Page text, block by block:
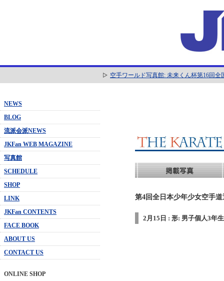
空手ワールド写真館: 未来くん杯第16回
NEWS
BLOG
流派会派NEWS
JKFan WEB MAGAZINE
写真館
SCHEDULE
SHOP
LINK
JKFan CONTENTS
FACE BOOK
ABOUT US
CONTACT US
ONLINE SHOP
第4回全日本少年少女空手
2月15日 : 形: 男子個人3年